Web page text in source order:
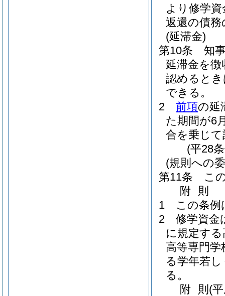
より修学
返還の債
(延滞金)
第10条
知
延滞金を
認めると
できる。
2
前項の延
た期間が6
合を乗じ
(平28
(規則への
第11条
こ
附 則
1
この条例
2
修学資金
に規定す
高等専門
る学年若
る。
附 則 (